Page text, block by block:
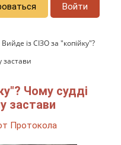
Войти
Вийде із СІЗО за "копійку"?
застави
Чому судді
застави
Протокола